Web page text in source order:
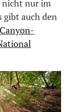
nicht nur im
gibt auch den